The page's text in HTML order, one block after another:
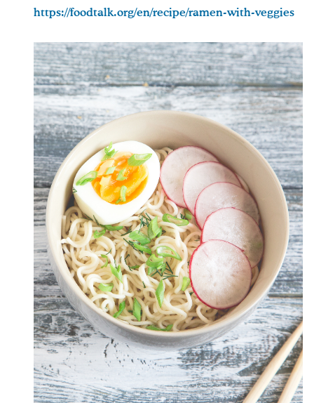
https://foodtalk.org/en/recipe/ramen-with-veggies